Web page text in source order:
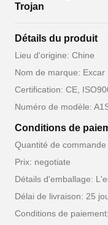
Trojan
Détails du produit
Lieu d'origine: Chine
Nom de marque: Excar
Certification: CE,
Numéro de modèle:
Conditions de
Quantité de commande
Prix: negotiate
Détails d'emballage:
Délai de livraison: 25
Conditions de